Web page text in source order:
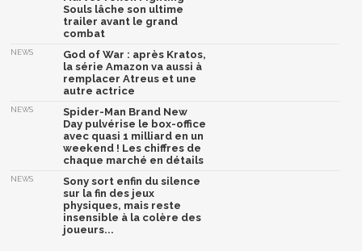
Souls lâche son ultime
trailer avant le grand
combat
NEWS
God of War : après Kratos,
la série Amazon va aussi à
remplacer Atreus et une
autre actrice
NEWS
Spider-Man Brand New
Day pulvérise le box-office
avec quasi 1 milliard en un
weekend ! Les chiffres de
chaque marché en détails
NEWS
Sony sort enfin du silence
sur la fin des jeux
physiques, mais reste
insensible à la colère des
joueurs...